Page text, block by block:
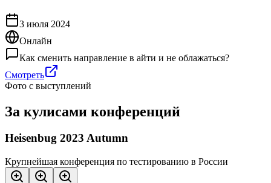
3 июля 2024
Онлайн
Как сменить направление в айти и не облажаться?
Смотреть
Фото с выступлений
За кулисами конференций
Heisenbug 2023 Autumn
Крупнейшая конференция по тестированию в России